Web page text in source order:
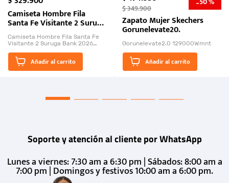
Camiseta Hombre Fila
Santa Fe Visitante 2 Suruga
Bank 2026
Camiseta Hombre Fila Santa Fe
Visitante 2 Suruga Bank 2026
El Rugido del Sol Naciente:
“Primeros para la Et...
Añadir al carrito
$349.900
Zapato Mujer Skechers
Gorunelevate20.
Gorunelevate2.0 129000Wmnt
Añadir al carrito
Soporte y atención al cliente por WhatsApp
Lunes a viernes: 7:30 am a 6:30 pm | Sábados: 8:00 am a
7:00 pm | Domingos y festivos 10:00 am a 6:00 pm.